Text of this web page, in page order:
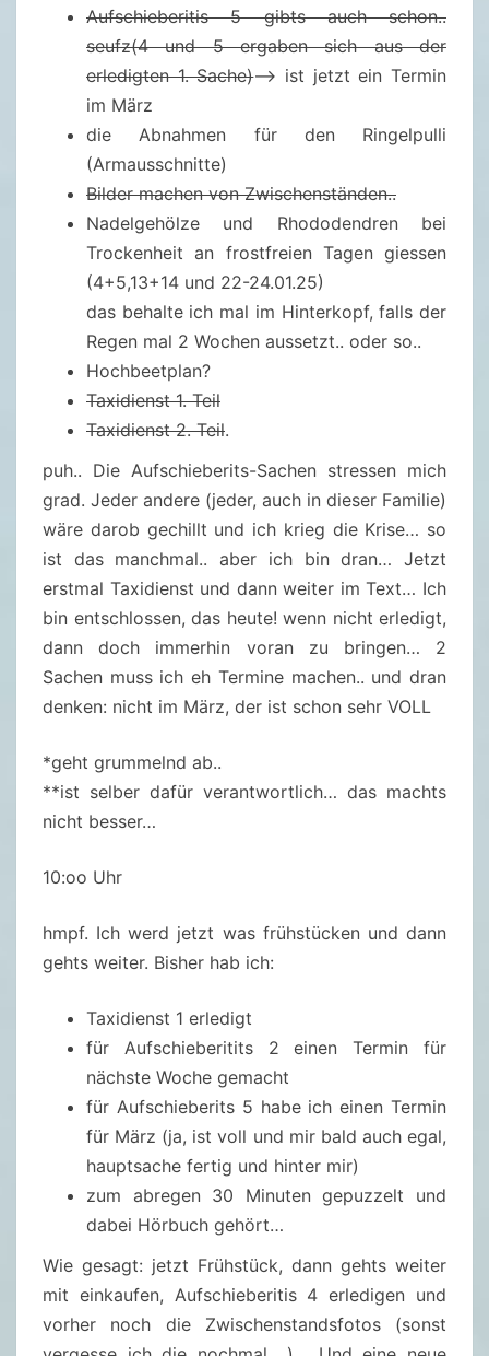
Aufschieberitis 5 gibts auch schon..
seufz(4 und 5 ergaben sich aus der
erledigten 1. Sache)–> ist jetzt ein Termin
im März
die Abnahmen für den Ringelpulli
(Armausschnitte)
Bilder machen von Zwischenständen..
Nadelgehölze und Rhododendren bei
Trockenheit an frostfreien Tagen giessen
(4+5,13+14 und 22-24.01.25)
das behalte ich mal im Hinterkopf, falls der
Regen mal 2 Wochen aussetzt.. oder so..
Hochbeetplan?
Taxidienst 1. Teil
Taxidienst 2. Teil.
puh.. Die Aufschieberits-Sachen stressen mich
grad. Jeder andere (jeder, auch in dieser Familie)
wäre darob gechillt und ich krieg die Krise… so
ist das manchmal.. aber ich bin dran… Jetzt
erstmal Taxidienst und dann weiter im Text… Ich
bin entschlossen, das heute! wenn nicht erledigt,
dann doch immerhin voran zu bringen… 2
Sachen muss ich eh Termine machen.. und dran
denken: nicht im März, der ist schon sehr VOLL
*geht grummelnd ab..
**ist selber dafür verantwortlich… das machts
nicht besser…
10:oo Uhr
hmpf. Ich werd jetzt was frühstücken und dann
gehts weiter. Bisher hab ich:
Taxidienst 1 erledigt
für Aufschieberitits 2 einen Termin für
nächste Woche gemacht
für Aufschieberits 5 habe ich einen Termin
für März (ja, ist voll und mir bald auch egal,
hauptsache fertig und hinter mir)
zum abregen 30 Minuten gepuzzelt und
dabei Hörbuch gehört…
Wie gesagt: jetzt Frühstück, dann gehts weiter
mit einkaufen, Aufschieberitis 4 erledigen und
vorher noch die Zwischenstandsfotos (sonst